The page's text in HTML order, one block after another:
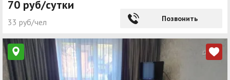
70 руб/сутки
33 руб/чел Позвонить